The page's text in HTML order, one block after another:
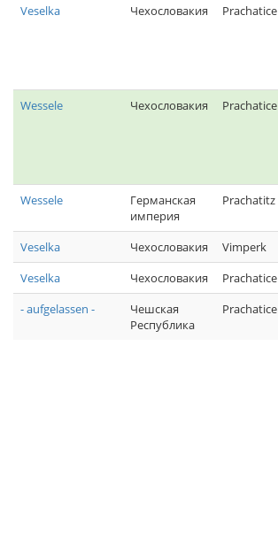
Veselka
Чехословакия Prachatice
Wessele
Чехословакия Prachatice
Wessele
Германская
империя
Prachatitz
Veselka Чехословакия Vimperk
Veselka
Чехословакия Prachatice
- aufgelassen -
Чешская
Республика
Prachatice